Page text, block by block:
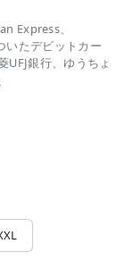
Express、
いたデビットカー
UFJ銀行、ゆうちょ